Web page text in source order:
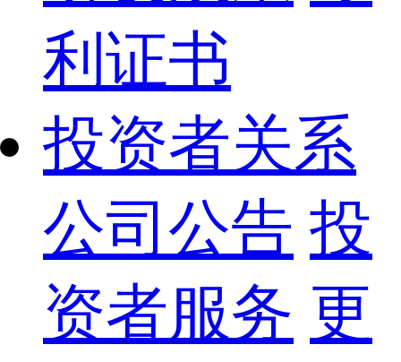
利证书
投资者关系
公司公告 投
资者服务 更